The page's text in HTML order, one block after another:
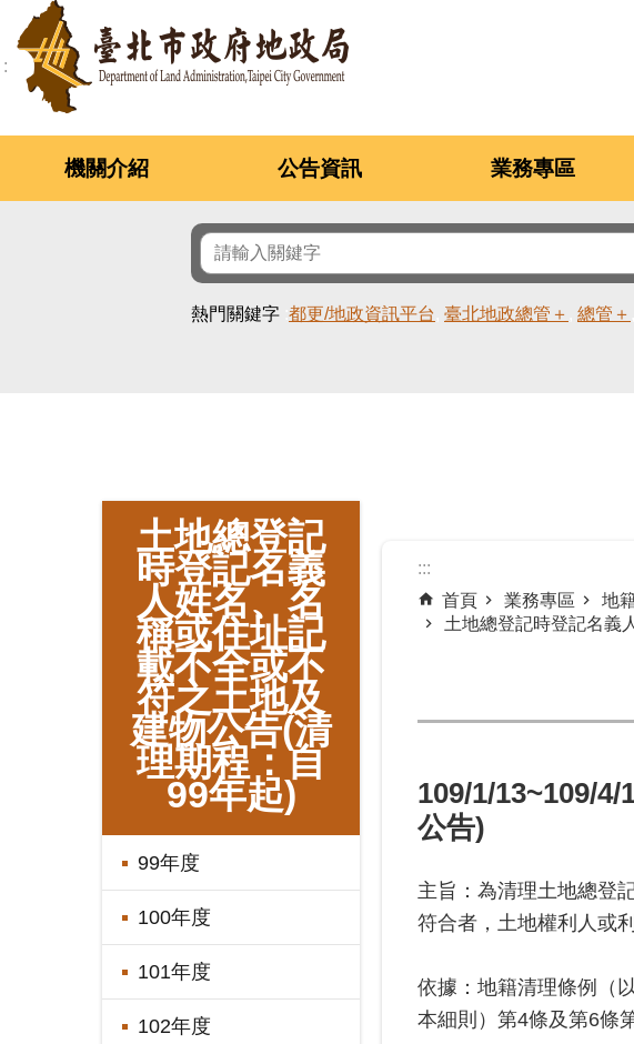
跳到主要內容區塊
機關介紹 公告資訊 業務專區
熱門關鍵字 都更/地政資訊平台 臺北地政總管＋ 總管＋
土地總登記
時登記名義
人姓名、名
稱或住址記
載不全或不
符之土地及
建物公告(清
理期程：自
99年起)
99年度
100年度
101年度
102年度
:::
首頁
業務專區 地
土地總登記時登記名義
109/1/13~109/
公告)
主旨：為清理土地總登
符合者，土地權利人或
依據：地籍清理條例（
本細則）第4條及第6條